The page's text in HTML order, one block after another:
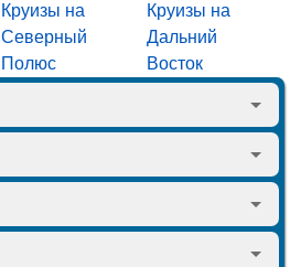
Круизы на
Северный
Полюс
Круизы на
Дальний
Восток